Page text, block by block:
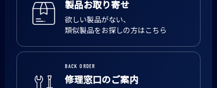
製品お取り寄せ
欲しい製品がない、
類似製品をお探しの方はこちら
BACK ORDER
修理窓口のご案内